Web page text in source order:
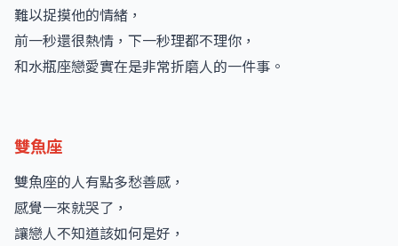
難以捉摸他的情緒，
前一秒還很熱情，下一秒理都不理你，
和水瓶座戀愛實在是非常折磨人的一件事。
雙魚座
雙魚座的人有點多愁善感，
感覺一來就哭了，
讓戀人不知道該如何是好，